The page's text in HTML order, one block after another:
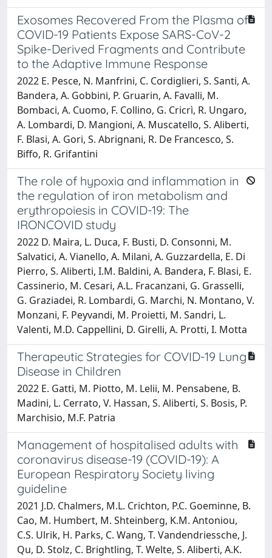
Exosomes Recovered From the Plasma of
COVID-19 Patients Expose SARS-CoV-2
Spike-Derived Fragments and Contribute
to the Adaptive Immune Response
2022 E. Pesce, N. Manfrini, C. Cordiglieri, S. Santi, A.
Bandera, A. Gobbini, P. Gruarin, A. Favalli, M.
Bombaci, A. Cuomo, F. Collino, G. Cricrì, R. Ungaro,
A. Lombardi, D. Mangioni, A. Muscatello, S. Aliberti,
F. Blasi, A. Gori, S. Abrignani, R. De Francesco, S.
Biffo, R. Grifantini
The role of hypoxia and inflammation in
the regulation of iron metabolism and
erythropoiesis in COVID-19: The
IRONCOVID study
2022 D. Maira, L. Duca, F. Busti, D. Consonni, M.
Salvatici, A. Vianello, A. Milani, A. Guzzardella, E. Di
Pierro, S. Aliberti, I.M. Baldini, A. Bandera, F. Blasi, E.
Cassinerio, M. Cesari, A.L. Fracanzani, G. Grasselli,
G. Graziadei, R. Lombardi, G. Marchi, N. Montano, V.
Monzani, F. Peyvandi, M. Proietti, M. Sandri, L.
Valenti, M.D. Cappellini, D. Girelli, A. Protti, I. Motta
Therapeutic Strategies for COVID-19 Lung
Disease in Children
2022 E. Gatti, M. Piotto, M. Lelii, M. Pensabene, B.
Madini, L. Cerrato, V. Hassan, S. Aliberti, S. Bosis, P.
Marchisio, M.F. Patria
Management of hospitalised adults with
coronavirus disease-19 (COVID-19): A
European Respiratory Society living
guideline
2021 J.D. Chalmers, M.L. Crichton, P.C. Goeminne, B.
Cao, M. Humbert, M. Shteinberg, K.M. Antoniou,
C.S. Ulrik, H. Parks, C. Wang, T. Vandendriessche, J.
Qu, D. Stolz, C. Brightling, T. Welte, S. Aliberti, A.K.